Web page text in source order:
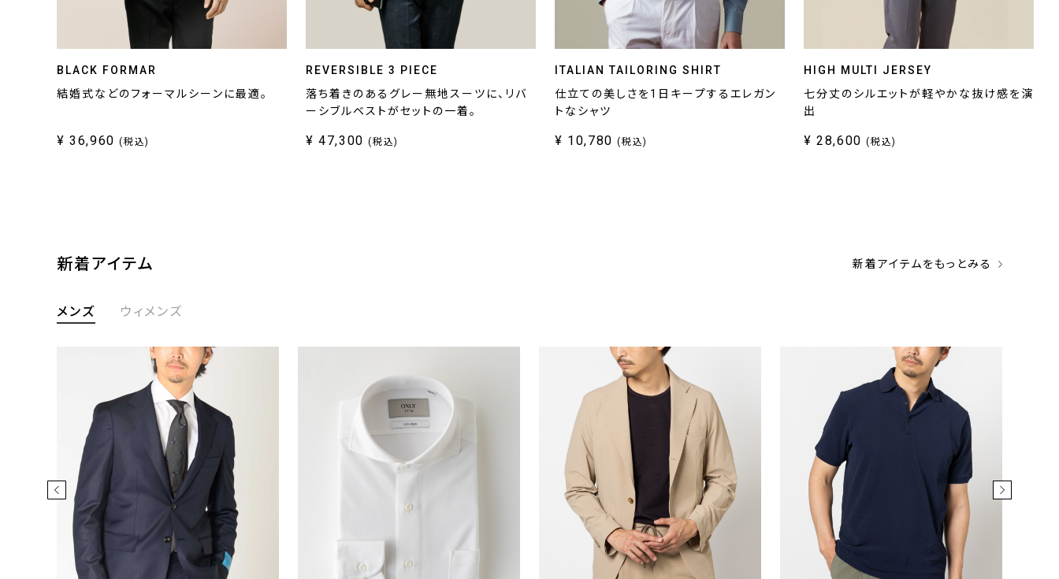
BLACK FORMAR
結婚式などのフォーマルシーンに最適。
¥ 36,960(税込)
REVERSIBLE 3 PIECE
落ち着きのあるグレー無地スーツに、リバ
ーシブルベストがセットの一着。
¥ 47,300(税込)
ITALIAN TAILORING SHIRT
仕立ての美しさを1日キープするエレガン
トなシャツ
¥ 10,780(税込)
HIGH MULTI JERSEY
七分丈のシルエットが軽やかな抜け感を演
出
¥ 28,600(税込)
新着アイテム 新着アイテムをもっとみる
メンズ ウィメンズ